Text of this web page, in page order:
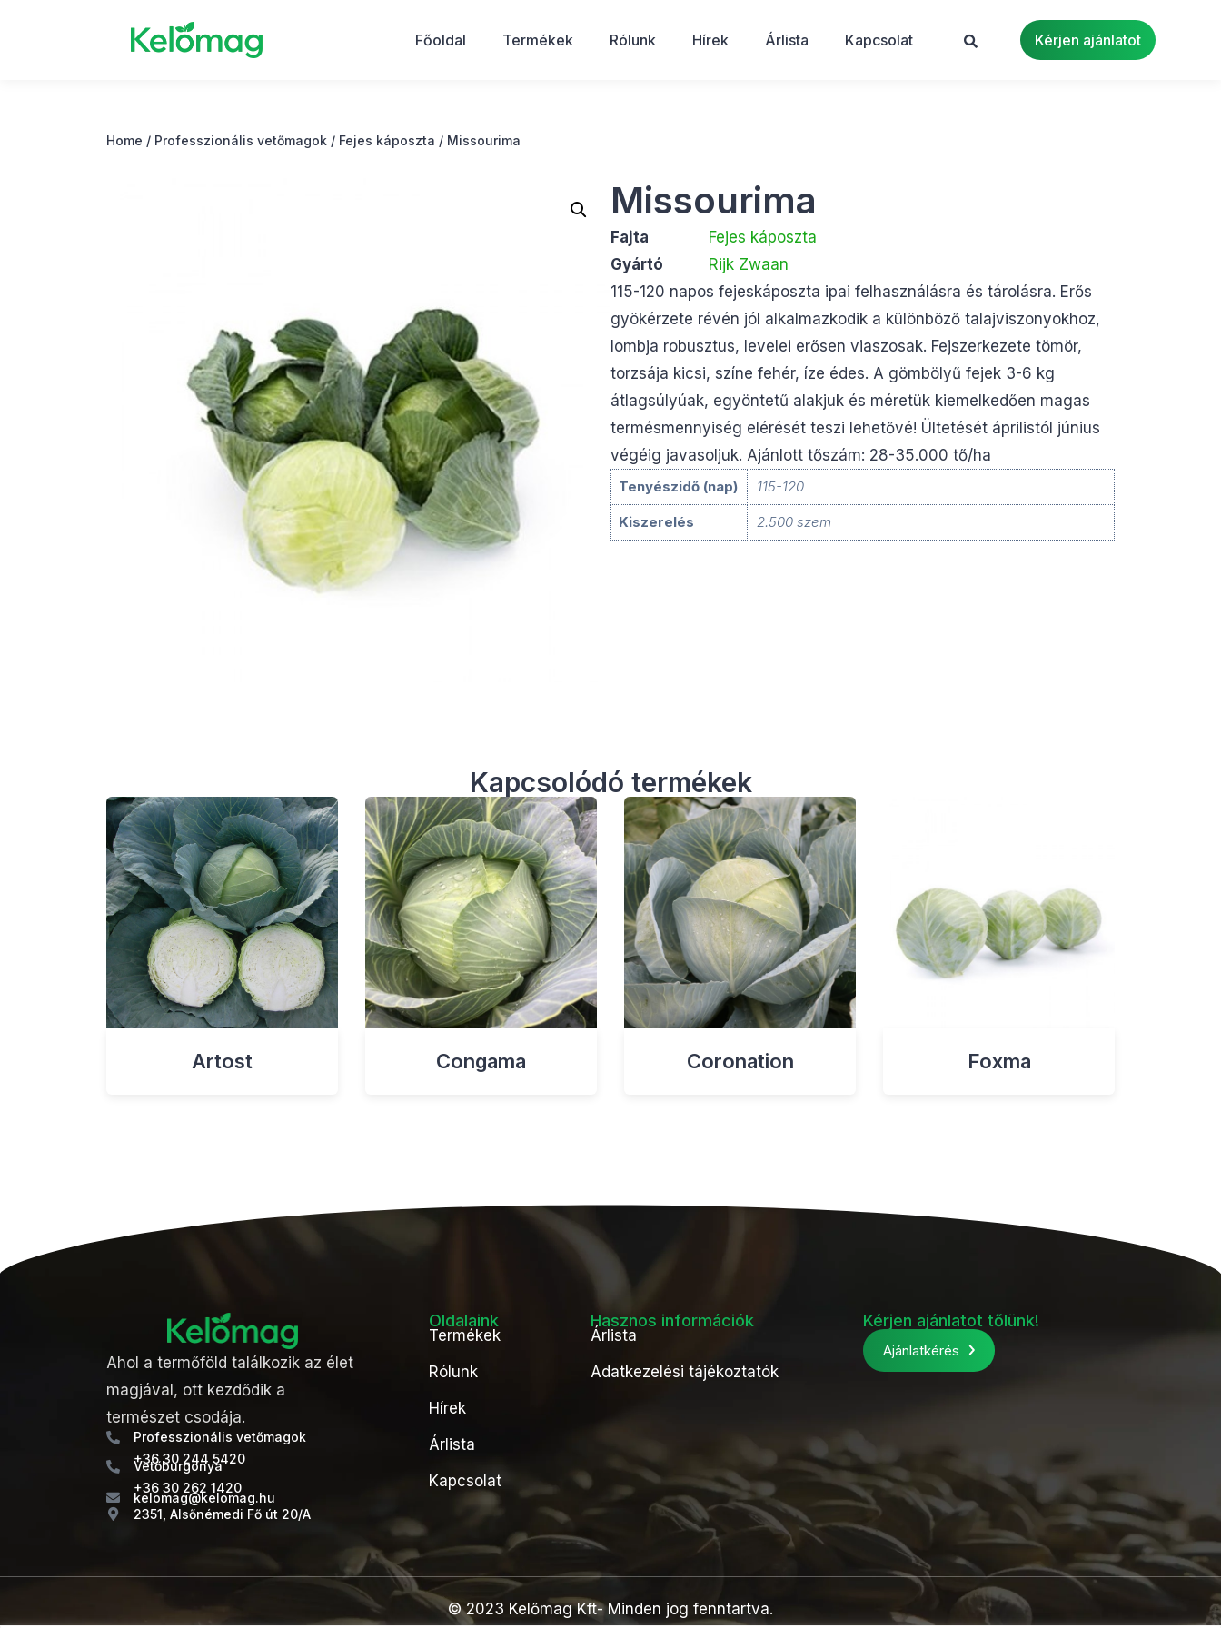
Főoldal Termékek Rólunk Hírek Árlista Kapcsolat Kérjen ajánlatot
Home / Professzionális vetőmagok / Fejes káposzta / Missourima
Missourima
Fajta
Fejes káposzta
Gyártó
Rijk Zwaan
115-120 napos fejeskáposzta ipai felhasználásra és tárolásra. Erős
gyökérzete révén jól alkalmazkodik a különböző talajviszonyokhoz,
lombja robusztus, levelei erősen viaszosak. Fejszerkezete tömör,
torzsája kicsi, színe fehér, íze édes. A gömbölyű fejek 3-6 kg
átlagsúlyúak, egyöntetű alakjuk és méretük kiemelkedően magas
termésmennyiség elérését teszi lehetővé! Ültetését áprilistól június
végéig javasoljuk. Ajánlott tőszám: 28-35.000 tő/ha
Tenyészidő (nap) 115-120
Kiszerelés 2.500 szem
Kapcsolódó termékek
Artost Congama Coronation Foxma
Ahol a termőföld találkozik az élet
magjával, ott kezdődik a
természet csodája.
Professzionális vetőmagok
+36 30 244 5420
Vetőburgonya
+36 30 262 1420
kelomag@kelomag.hu
2351, Alsőnémedi Fő út 20/A
Oldalaink
Termékek
Rólunk
Hírek
Árlista
Kapcsolat
Hasznos információk
Árlista
Adatkezelési tájékoztatók
Kérjen ajánlatot tőlünk!
Ajánlatkérés
© 2023 Kelőmag Kft- Minden jog fenntartva.